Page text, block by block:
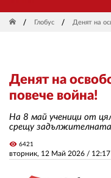
Глобус Денят на
Денят на
повече война!
На 8 май ученици от
срещу
вторник, 12 Май 2026 / 12:17
visibility 6421